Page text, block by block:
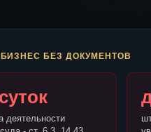
БЕЗ ДОКУМЕНТОВ
деятельности